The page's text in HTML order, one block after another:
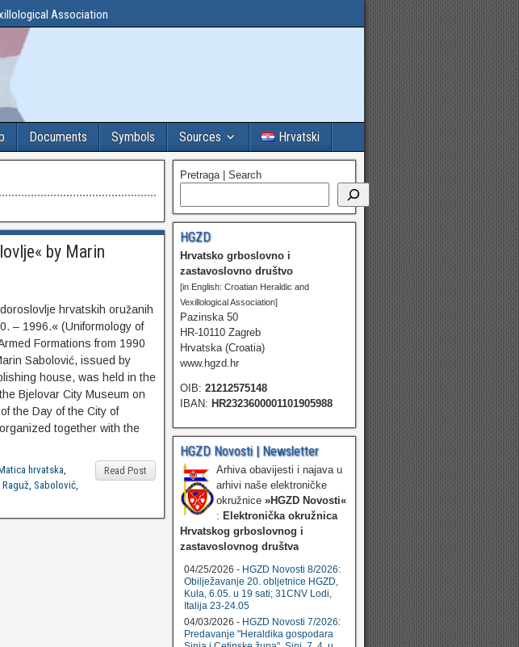
Association
Documents Symbols Sources Hrvatski
by Marin
hrvatskih oružanih
– 1996.« (Uniformology of
Formations from 1990
Sabolović, issued by
house, was held in the
Bjelovar City Museum on
the Day of the City of
together with the
Read Post
hrvatska,
Raguž, Sabolović,
Pretraga | Search
HGZD
Hrvatsko grboslovno i
zastavoslovno društvo
[in English: Croatian Heraldic and
Vexillological Association]
Pazinska 50
HR-10110 Zagreb
Hrvatska (Croatia)
www.hgzd.hr
OIB: 21212575148
IBAN: HR2323600001101905988
HGZD Novosti | Newsletter
Arhiva obavijesti i najava u
arhivi naše elektroničke
okružnice »HGZD Novosti«
: Elektronička okružnica
Hrvatskog grboslovnog i
zastavoslovnog društva
04/25/2026 - HGZD Novosti 8/2026:
Obilježavanje 20. obljetnice HGZD,
Kula, 6.05. u 19 sati; 31CNV Lodi,
Italija 23-24.05
04/03/2026 - HGZD Novosti 7/2026:
Predavanje "Heraldika gospodara